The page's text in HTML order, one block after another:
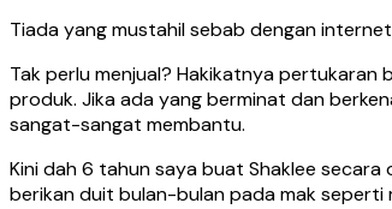
Tiada yang mustahil sebab dengan
Tak perlu menjual? Hakikatnya pertukaran
produk. Jika ada yang berminat dan
sangat-sangat membantu.
Kini dah 6 tahun saya buat Shaklee
berikan duit bulan-bulan pada mak seperti